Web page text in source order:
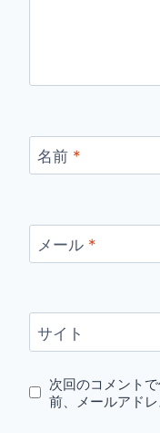
名前 *
メール *
サイト
次回のコメント
前、メールアドレ